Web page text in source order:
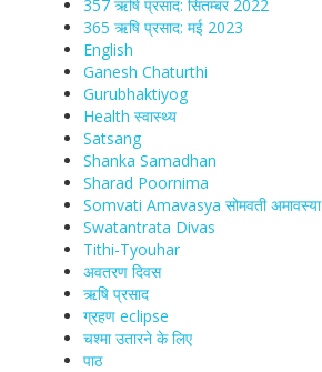
357 ऋषि प्रसाद: सितम्बर 2022
365 ऋषि प्रसाद: मई 2023
English
Ganesh Chaturthi
Gurubhaktiyog
Health स्वास्‍थ्‍य
Satsang
Shanka Samadhan
Sharad Poornima
Somvati Amavasya सोमवती अमावस्या
Swatantrata Divas
Tithi-Tyouhar
अवतरण दिवस
ऋषि प्रसाद
ग्रहण eclipse
चश्मा‍ उतारने के लिए
पाठ